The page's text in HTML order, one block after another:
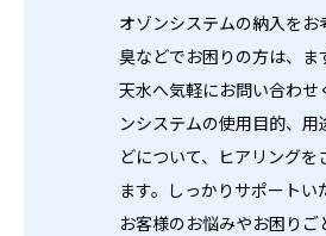
オゾンシステムの納入をお
臭などでお困りの方は、ま
天水へ気軽にお問い合わせ
ンシステムの使用目的、用
どについて、ヒアリングを
ます。しっかりサポートい
お客様のお悩みやお困り